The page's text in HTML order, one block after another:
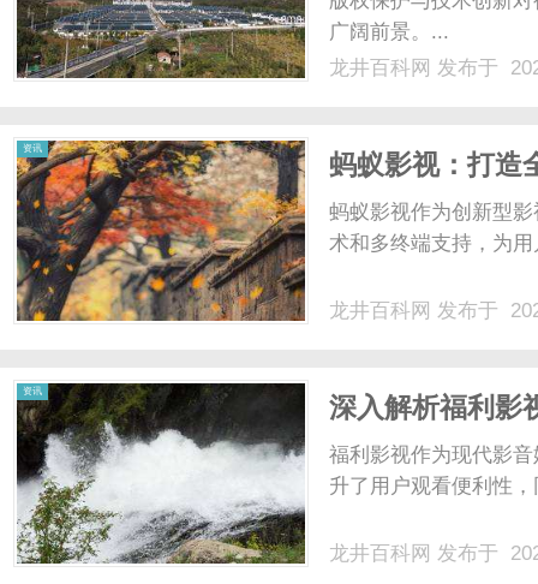
广阔前景。...
龙井百科网 发布于
资讯
蚂蚁影视：打造
蚂蚁影视作为创新型
术和多终端支持，为
龙井百科网 发布于
资讯
深入解析福利影
福利影视作为现代影
升了用户观看便利性
龙井百科网 发布于